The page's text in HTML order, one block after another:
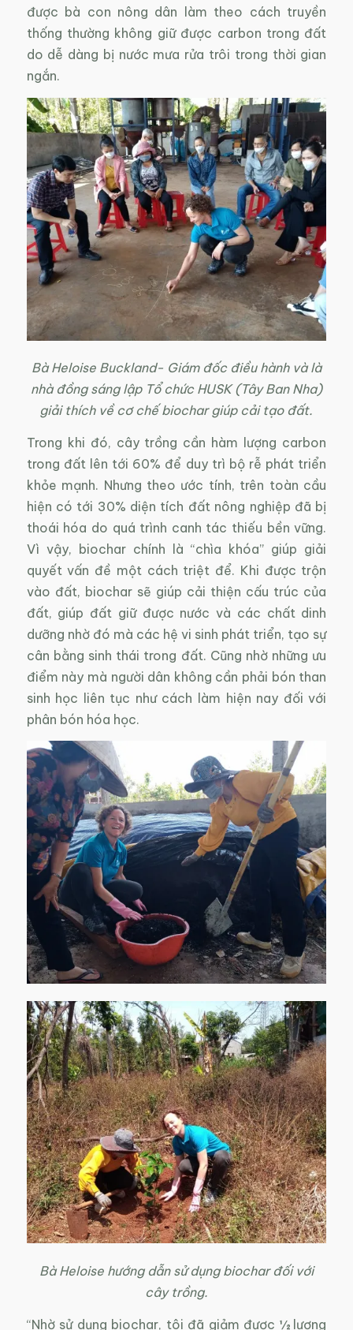
được bà con nông dân làm theo cách truyền
thống thường không giữ được carbon trong đất
do dễ dàng bị nước mưa rửa trôi trong thời gian
ngắn.
Bà Heloise Buckland- Giám đốc điều hành và là
nhà đồng sáng lập Tổ chức HUSK (Tây Ban Nha)
giải thích về cơ chế biochar giúp cải tạo đất.
Trong khi đó, cây trồng cần hàm lượng carbon
trong đất lên tới 60% để duy trì bộ rễ phát triển
khỏe mạnh. Nhưng theo ước tính, trên toàn cầu
hiện có tới 30% diện tích đất nông nghiệp đã bị
thoái hóa do quá trình canh tác thiếu bền vững.
Vì vậy, biochar chính là “chìa khóa” giúp giải
quyết vấn đề một cách triệt để. Khi được trộn
vào đất, biochar sẽ giúp cải thiện cấu trúc của
đất, giúp đất giữ được nước và các chất dinh
dưỡng nhờ đó mà các hệ vi sinh phát triển, tạo sự
cân bằng sinh thái trong đất. Cũng nhờ những ưu
điểm này mà người dân không cần phải bón than
sinh học liên tục như cách làm hiện nay đối với
phân bón hóa học.
Bà Heloise hướng dẫn sử dụng biochar đối với
cây trồng.
“Nhờ sử dụng biochar, tôi đã giảm được ½ lượng